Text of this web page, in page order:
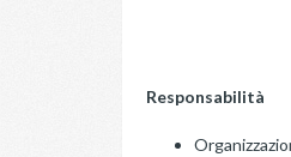
Responsabilità